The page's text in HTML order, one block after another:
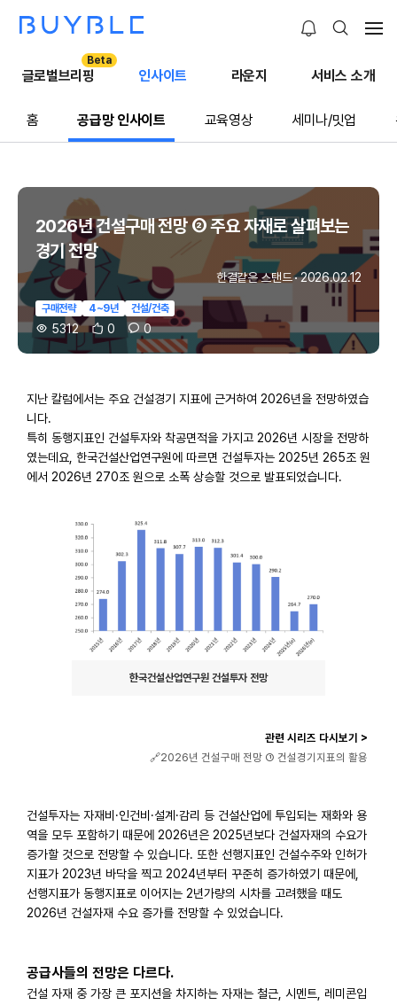
글로벌브리핑
Beta
인사이트 라운지 서비스 소개
홈 공급망 인사이트 교육영상 세미나/밋업
2026년 건설구매 전망 ② 주요 자재로 살펴보는
경기 전망
구매전략 4~9년 건설/건축
5312 0 0
한결같은 스탠드·2026.02.12
지난 칼럼에서는 주요 건설경기 지표에 근거하여 2026년을 전망하였습
니다.
특히 동행지표인 건설투자와 착공면적을 가지고 2026년 시장을 전망하
였는데요, 한국건설산업연구원에 따르면 건설투자는 2025년 265조 원
에서 2026년 270조 원으로 소폭 상승할 것으로 발표되었습니다.
한국건설산업연구원 건설투자 전망
관련 시리즈 다시보기 >
🔗2026년 건설구매 전망 ① 건설경기지표의 활용
건설투자는 자재비·인건비·설계·감리 등 건설산업에 투입되는 재화와 용
역을 모두 포함하기 때문에 2026년은 2025년보다 건설자재의 수요가
증가할 것으로 전망할 수 있습니다. 또한 선행지표인 건설수주와 인허가
지표가 2023년 바닥을 찍고 2024년부터 꾸준히 증가하였기 때문에,
선행지표가 동행지표로 이어지는 2년가량의 시차를 고려했을 때도
2026년 건설자재 수요 증가를 전망할 수 있었습니다.
공급사들의 전망은 다르다.
건설 자재 중 가장 큰 포지션을 차지하는 자재는 철근, 시멘트, 레미콘입